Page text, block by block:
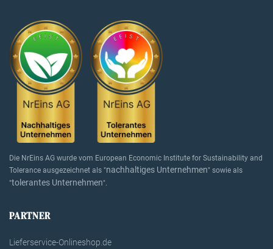
Die NrEins AG wurde vom European Economic Institute for Sustainability and
Tolerance ausgezeichnet als "nachhaltiges Unternehmen" sowie als
"tolerantes Unternehmen".
PARTNER
Lieferservice-Onlineshop.de